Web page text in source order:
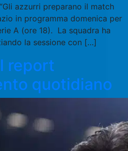
azzurri preparano il match
in programma domenica per
A (ore 18). La squadra ha
la sessione con […]
report
quotidiano